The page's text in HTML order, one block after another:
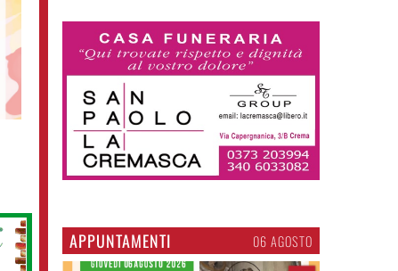
APPUNTAMENTI 06 AGOSTO